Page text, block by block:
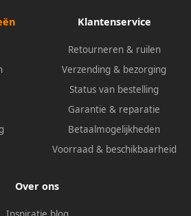
Klantenservice
Retourneren & ruilen
Verzending & bezorging
Status van bestelling
Garantie & reparatie
Betaalmogelijkheden
Voorraad & beschikbaarheid
Over ons